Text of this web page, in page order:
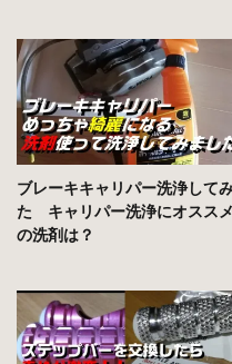
ブレーキキャリパー洗浄して
た キャリパー洗浄にオススメ
の洗剤は？